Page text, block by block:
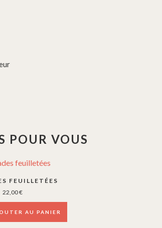
POUR VOUS
FEUILLETÉES
22,00€
AU PANIER